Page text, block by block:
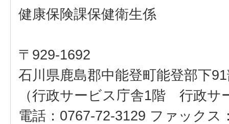
健康保険課保健衛生係
〒929-1692
石川県鹿島郡中能登町能登部下
（行政サービス庁舎1階 行政サ
電話：0767-72-3129 ファックス